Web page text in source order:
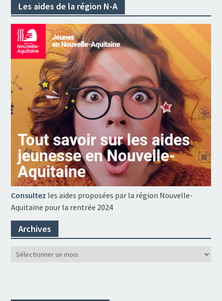
Les aides de la région N-A
Consultez les aides proposées par la région Nouvelle-
Aquitaine pour la rentrée 2024
Archives
Archives